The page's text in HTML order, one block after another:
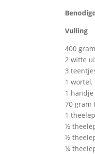
Vulling
400
2 witte
3
1 wortel,
1
70 gram
1
½
½
¼